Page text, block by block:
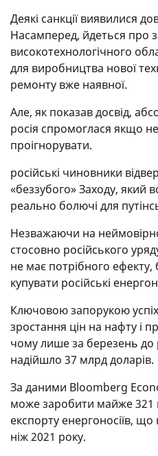
Деякі санкції виявилися
Насамперед, йдеться про
високотехнологічного
для виробництва нової
ремонту вже наявної.
Але, як показав досвід,
росія спромоглася якщо
проігнорувати.
російські чиновники
«беззубого» Заходу, який
реально болючі для
Незважаючи на
стосовно російського
не має потрібного ефекту,
купувати російські
Ключовою запорукою
зростання цін на нафту і
чому лише за березень до
надійшло 37 млрд доларів.
За даними Bloomberg
може заробити майже 321
експорту енергоносіїв,
ніж 2021 року.